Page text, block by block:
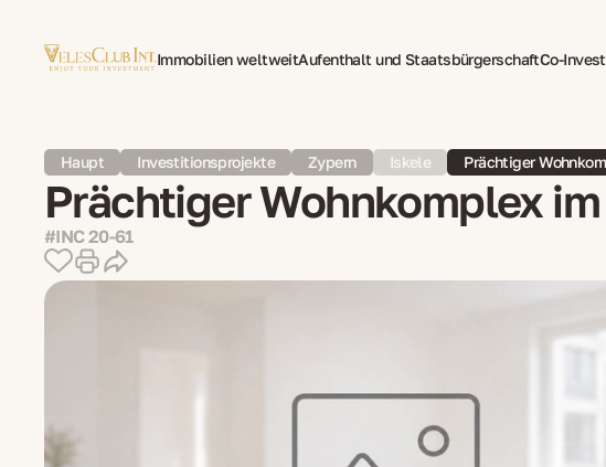
Immobilien weltweitAufenthalt und StaatsbürgerschaftCo-
Haupt Investitionsprojekte Zypern Iskele Prächtiger
Prächtiger Wohnkomplex
#INC 20-61